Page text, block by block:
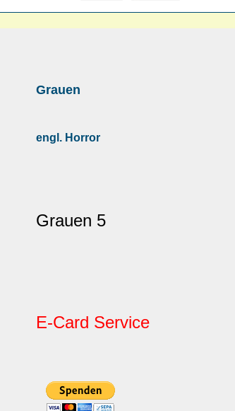
Grauen
engl. Horror
Grauen 5
E-Card Service